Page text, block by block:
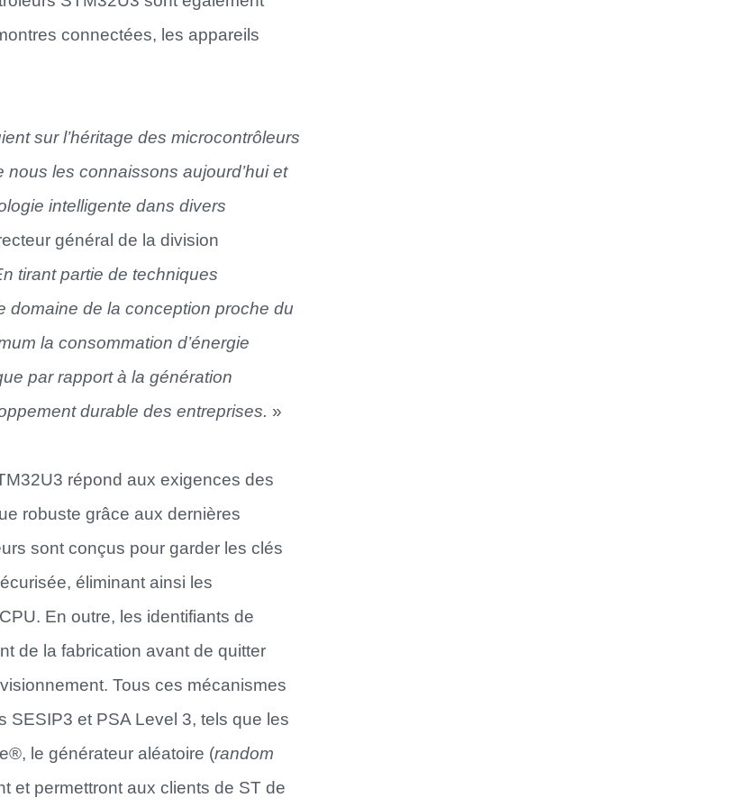
connectées, les appareils
sur l’héritage des microcontrôleurs
les connaissons aujourd’hui et
intelligente dans divers
général de la division
tirant partie de techniques
domaine de la conception proche du
la consommation d’énergie
par rapport à la génération
durable des entreprises. »
répond aux exigences des
robuste grâce aux dernières
sont conçus pour garder les clés
éliminant ainsi les
En outre, les identifiants de
de la fabrication avant de quitter
Tous ces mécanismes
SESIP3 et PSA Level 3, tels que les
le générateur aléatoire (random
et permettront aux clients de ST de